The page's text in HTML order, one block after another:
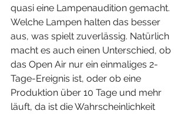
quasi eine Lampenaudition gemacht.
Welche Lampen halten das besser
aus, was spielt zuverlässig. Natürlich
macht es auch einen Unterschied, ob
das Open Air nur ein einmaliges 2-
Tage-Ereignis ist, oder ob eine
Produktion über 10 Tage und mehr
läuft, da ist die Wahrscheinlichkeit